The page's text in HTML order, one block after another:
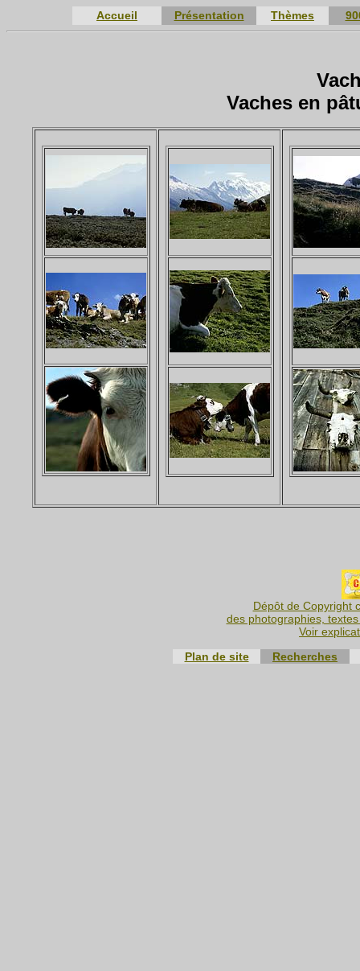
Accueil Présentation Thèmes
Vaches en
Dépôt de Copyright
des photographies,
Voir
Plan de site
Recherches